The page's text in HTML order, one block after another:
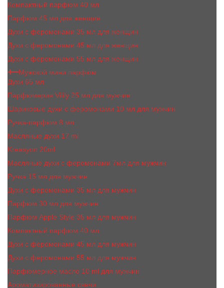
Компактный парфюм 40 мл
Парфюм 45 мл для женщин
Духи с феромонами 35 мл для женщин
Духи с феромонами 45 мл для женщин
Духи с феромонами 55 мл для женщин
Мужской мини парфюм
Духи 65 мл
Парфюмерия Vilily 25 мл для мужчин
Шариковые духи с феромонами 10 мл для мужчин
Ручка-парфюм 8 мл
Масляные духи 17 ml
Kreasyon 20ml
Масляные духи c феромонами 7мл для мужчин
Ручка 15 мл для мужчин
Духи с феромонами 35 мл для мужчин
Парфюм 30 мл для мужчин
Парфюм Apple Style 35 мл для мужчин
Компактный парфюм 40 мл
Духи с феромонами 45 мл для мужчин
Духи с феромонами 55 мл для мужчин
Парфюмерное масло 10 ml для мужчин
Ароматизированные свечи